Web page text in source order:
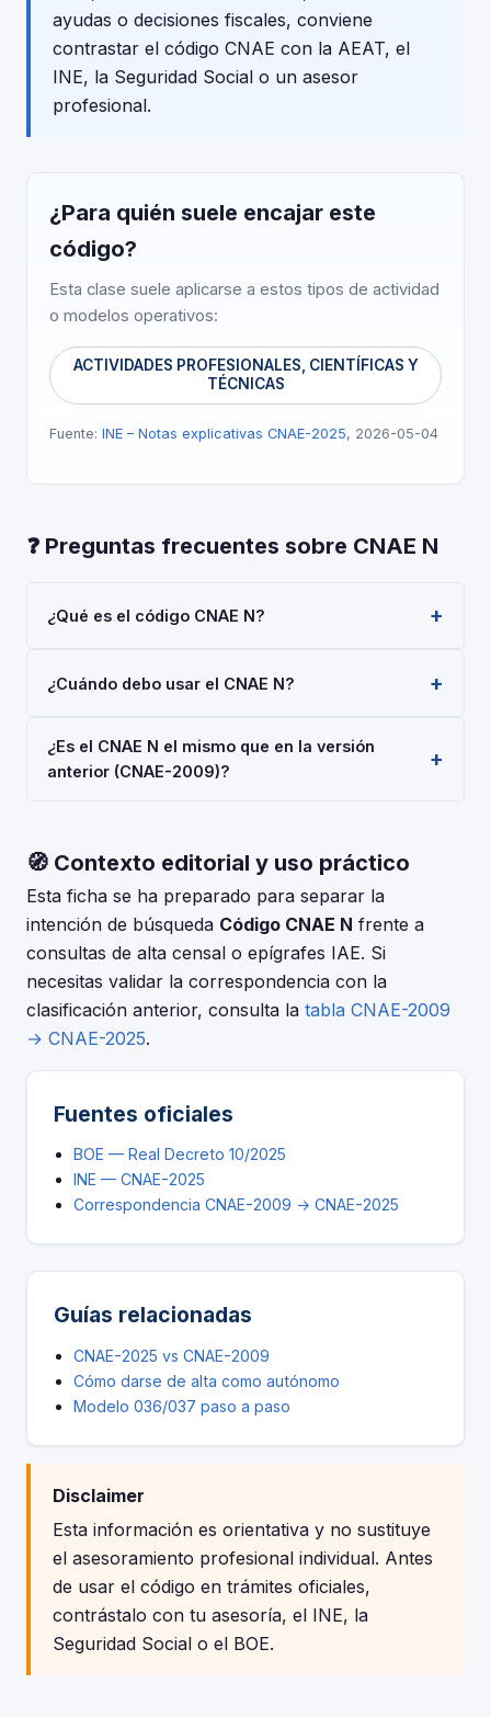
ayudas o decisiones fiscales, conviene
contrastar el código CNAE con la AEAT, el
INE, la Seguridad Social o un asesor
profesional.
¿Para quién suele encajar este
código?
Esta clase suele aplicarse a estos tipos de actividad
o modelos operativos:
ACTIVIDADES PROFESIONALES, CIENTÍFICAS Y
TÉCNICAS
Fuente: INE – Notas explicativas CNAE-2025, 2026-05-04
❓ Preguntas frecuentes sobre CNAE N
¿Qué es el código CNAE N?
PROFESIONALES, CIENTÍFICAS Y TÉCNICAS', según la
2025 (CNAE-2025), aprobada por Real Decreto
10/2025. Es un código de nivel 'Sección' usado en
¿Cuándo debo usar el CNAE N?
'ACTIVIDADES PROFESIONALES, CIENTÍFICAS Y
TÉCNICAS'. Deberás indicarlo al darte de alta en la
¿Es el CNAE N el mismo que en la versión
anterior (CNAE-2009)?
para verificar si el código N tuvo modificaciones. El
periodo de adaptación fue hasta el 30 de junio de
2025.
🧭 Contexto editorial y uso práctico
Esta ficha se ha preparado para separar la
intención de búsqueda Código CNAE N frente a
consultas de alta censal o epígrafes IAE. Si
necesitas validar la correspondencia con la
clasificación anterior, consulta la tabla CNAE-2009
→ CNAE-2025.
Fuentes oficiales
BOE — Real Decreto 10/2025
INE — CNAE-2025
Correspondencia CNAE-2009 → CNAE-2025
Guías relacionadas
CNAE-2025 vs CNAE-2009
Cómo darse de alta como autónomo
Modelo 036/037 paso a paso
Disclaimer
Esta información es orientativa y no sustituye
el asesoramiento profesional individual. Antes
de usar el código en trámites oficiales,
contrástalo con tu asesoría, el INE, la
Seguridad Social o el BOE.